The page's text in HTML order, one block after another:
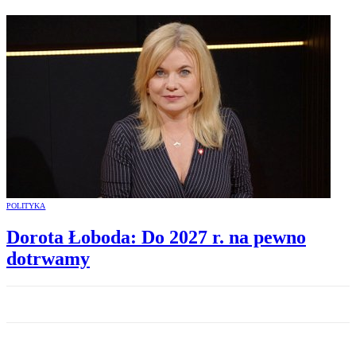
POLITYKA
Dorota Łoboda: Do 2027 r. na pewno
dotrwamy